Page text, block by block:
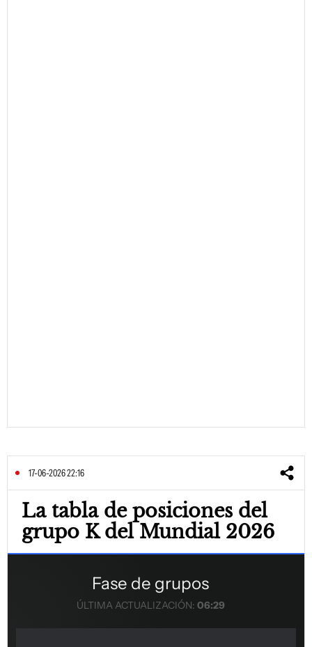
17-06-2026 22:16
La tabla de posiciones del
grupo K del Mundial 2026